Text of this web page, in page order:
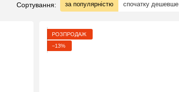
Сортування: за популярністю спочатку дешевше
РОЗПРОДАЖ
−13%